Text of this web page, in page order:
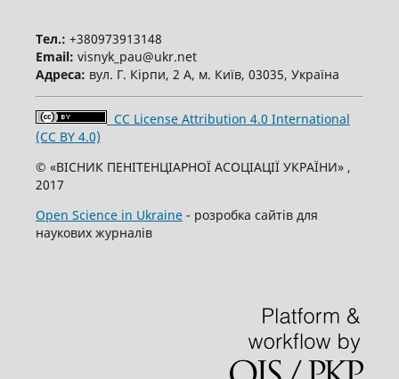
Тел.: +380973913148
Email: visnyk_pau@ukr.net
Адреса: вул. Г. Кірпи, 2 А, м. Київ, 03035, Україна
CC License Attribution 4.0 International
(CC BY 4.0)
© «ВІСНИК ПЕНІТЕНЦІАРНОЇ АСОЦІАЦІЇ УКРАЇНИ» ,
2017
Open Science in Ukraine- розробка сайтів для
наукових журналів